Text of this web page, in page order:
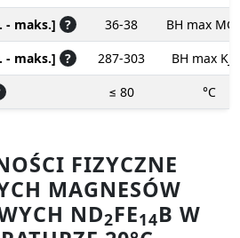
- maks.] ? 36-38
BH max
- maks.] ? 287-303
BH max
≤ 80 °C
FIZYCZNE
MAGNESÓW
ND2FE14B W